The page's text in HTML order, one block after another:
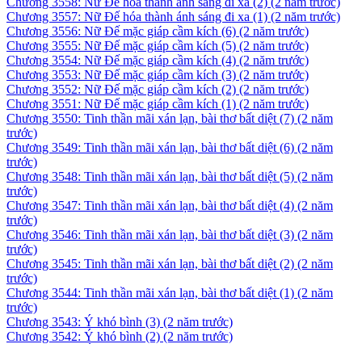
Chương 3557: Nữ Đế hóa thành ánh sáng đi xa (1) (2 năm trước)
Chương 3556: Nữ Đế mặc giáp cầm kích (6) (2 năm trước)
Chương 3555: Nữ Đế mặc giáp cầm kích (5) (2 năm trước)
Chương 3554: Nữ Đế mặc giáp cầm kích (4) (2 năm trước)
Chương 3553: Nữ Đế mặc giáp cầm kích (3) (2 năm trước)
Chương 3552: Nữ Đế mặc giáp cầm kích (2) (2 năm trước)
Chương 3551: Nữ Đế mặc giáp cầm kích (1) (2 năm trước)
Chương 3550: Tinh thần mãi xán lạn, bài thơ bất diệt (7) (2 năm
trước)
Chương 3549: Tinh thần mãi xán lạn, bài thơ bất diệt (6) (2 năm
trước)
Chương 3548: Tinh thần mãi xán lạn, bài thơ bất diệt (5) (2 năm
trước)
Chương 3547: Tinh thần mãi xán lạn, bài thơ bất diệt (4) (2 năm
trước)
Chương 3546: Tinh thần mãi xán lạn, bài thơ bất diệt (3) (2 năm
trước)
Chương 3545: Tinh thần mãi xán lạn, bài thơ bất diệt (2) (2 năm
trước)
Chương 3544: Tinh thần mãi xán lạn, bài thơ bất diệt (1) (2 năm
trước)
Chương 3543: Ý khó bình (3) (2 năm trước)
Chương 3542: Ý khó bình (2) (2 năm trước)